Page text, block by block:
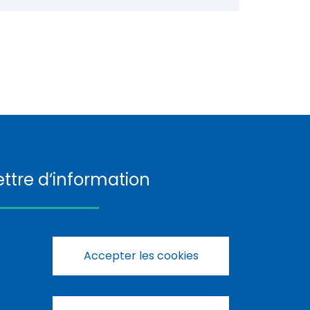
d‘information
Accepter les cookies